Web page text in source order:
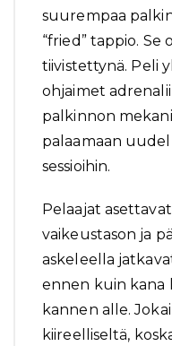
suurempaa
“fried” tappio. Se
tiivistettynä. Peli
ohjaimet
palkinnon
palaamaan
sessioihin.
Pelaajat
vaikeustason ja
askeleella
ennen kuin kana
kannen alle.
kiireelliseltä,